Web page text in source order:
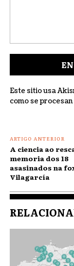
Este sitio usa
como se
ARTIGO ANTERIOR
A ciencia ao
memoria dos 18
asasinados na
Vilagarcía